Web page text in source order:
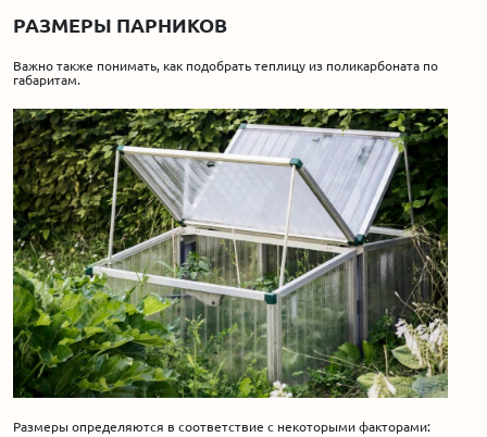
РАЗМЕРЫ ПАРНИКОВ
Важно также понимать, как подобрать теплицу из поликарбоната по
габаритам.
Размеры определяются в соответствие с некоторыми факторами: